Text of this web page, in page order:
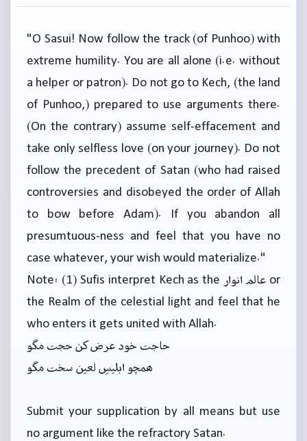
"O Sasui! Now follow the track (of Punhoo) with
extreme humility. You are all alone (i.e. without
a helper or patron). Do not go to Kech, (the land
of Punhoo,) prepared to use arguments there.
(On the contrary) assume self-effacement and
take only selfless love (on your journey). Do not
follow the precedent of Satan (who had raised
controversies and disobeyed the order of Allah
to bow before Adam). If you abandon all
presumtuous-ness and feel that you have no
case whatever, your wish would materialize."
Note: (1) Sufis interpret Kech as the عالم انوار or
the Realm of the celestial light and feel that he
who enters it gets united with Allah.
حاجت خود عرض کن حجت مگو
ہمچو ابلیسِ لعین سخت مگو
Submit your supplication by all means but use
no argument like the refractory Satan.